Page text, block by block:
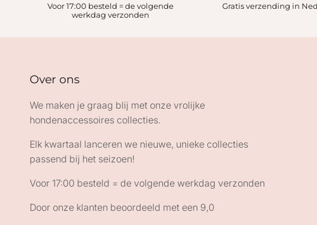
Voor 17:00 besteld = de volgende
werkdag verzonden
Gratis verzending in
Over ons
We maken je graag blij met onze vrolijke
hondenaccessoires collecties.
Elk kwartaal lanceren we nieuwe, unieke collecties
passend bij het seizoen!
Voor 17:00 besteld = de volgende werkdag verzonden
Door onze klanten beoordeeld met een 9,0